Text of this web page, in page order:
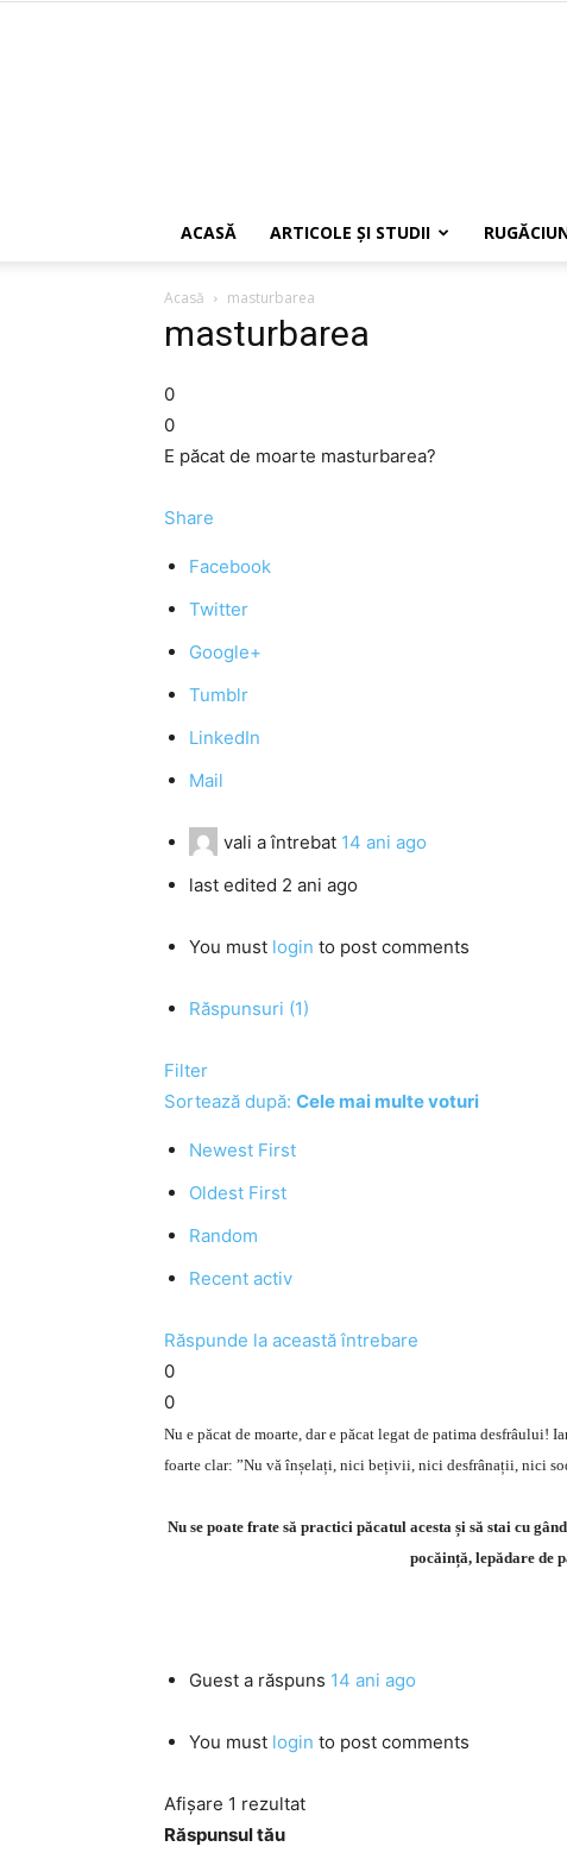
ACASĂ ARTICOLE ŞI STUDII
Acasă masturbarea
masturbarea
0
0
E păcat de moarte masturbarea?
Share
Facebook
Twitter
Google+
Tumblr
LinkedIn
Mail
vali a întrebat 14 ani ago
last edited 2 ani ago
You must login to post comments
Răspunsuri (1)
Filter
Sortează după: Cele mai multe voturi
Newest First
Oldest First
Random
Recent activ
Răspunde la această întrebare
0
0
Nu e păcat de moarte, dar e păcat legat de patima desfrâului!
foarte clar: ”Nu vă înșelați, nici bețivii, nici desfrânații, nici
Nu se poate frate să practici păcatul acesta și să stai cu
pocăință, lepădare de
Guest a răspuns 14 ani ago
You must login to post comments
Afișare 1 rezultat
Răspunsul tău